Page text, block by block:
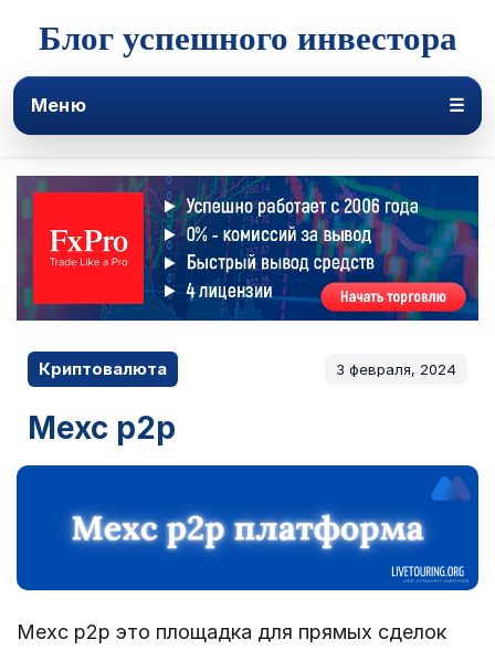
Блог успешного инвестора
Меню ☰
Криптовалюта 3 февраля, 2024
Mexc p2p
Mexc p2p это площадка для прямых сделок